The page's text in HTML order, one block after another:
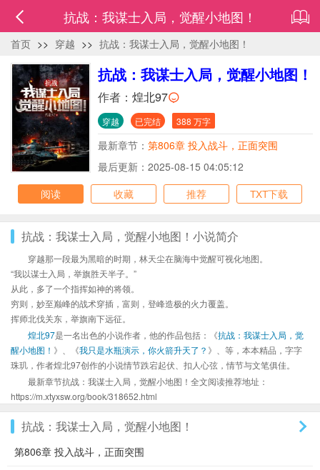
抗战：我谋士入局，觉醒小地图！
首页 >> 穿越 >> 抗战：我谋士入局，觉醒小地图！
抗战：我谋士入局，觉醒小地图！
作者： 煌北97
穿越 已完结 388 万字
最新章节： 第806章 投入战斗，正面突围
最后更新：2025-08-15 04:05:12
阅读
收藏 推荐 TXT下载
抗战：我谋士入局，觉醒小地图！小说简介
穿越那一段最为黑暗的时期，林天尘在脑海中觉醒可视化地图。
“我以谋士入局，举旗胜天半子。”
从此，多了一个指挥如神的将领。
穷则，妙至巅峰的战术穿插，富则，登峰造极的火力覆盖。
挥师北伐关东，举旗南下远征。
煌北97是一名出色的小说作者，他的作品包括：《抗战：我谋士入局，觉
醒小地图！ 》、《我只是水瓶演示，你火箭升天了？ 》、等，本本精品，字字
珠玑，作者煌北97创作的小说情节跌宕起伏、扣人心弦，情节与文笔俱佳。
最新章节抗战：我谋士入局，觉醒小地图！全文阅读推荐地址：
https://m.xtyxsw.org/book/318652.html
抗战：我谋士入局，觉醒小地图！
第806章 投入战斗，正面突围